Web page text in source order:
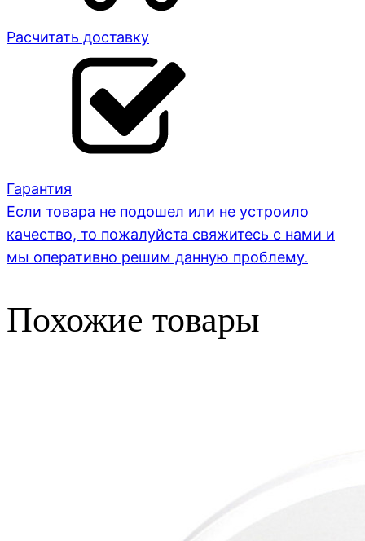
Расчитать доставку
Гарантия
Если товара не подошел или не устроило
качество, то пожалуйста свяжитесь с нами и
мы оперативно решим данную проблему.
Похожие товары